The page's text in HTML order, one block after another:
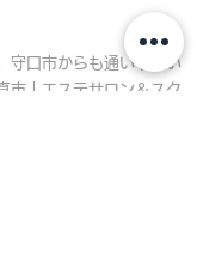
守口市からも通いやすい
市｜エステサロン＆スク